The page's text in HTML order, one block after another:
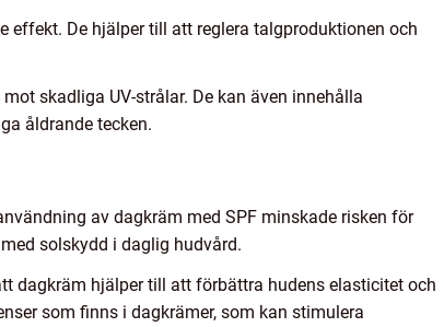
effekt. De hjälper till att reglera talgproduktionen och
skadliga UV-strålar. De kan även innehålla
åldrande tecken.
av dagkräm med SPF minskade risken för
solskydd i daglig hudvård.
dagkräm hjälper till att förbättra hudens elasticitet och
som finns i dagkrämer, som kan stimulera